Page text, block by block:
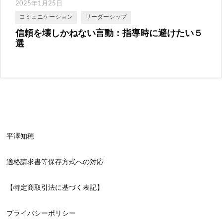
2025年1月25日
コミュニケーション リーダーシップ
信頼を壊しかねない言動：指導時に避けたい５
選
平澤知穂
適格請求書等保存方式への対応
【特定商取引法に基づく表記】
プライバシーポリシー